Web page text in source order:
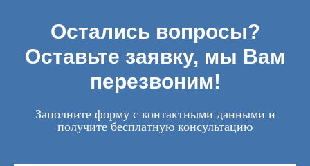
Остались вопросы?
Оставьте заявку, мы Вам
перезвоним!
Заполните форму с контактными данными и
получите бесплатную консультацию